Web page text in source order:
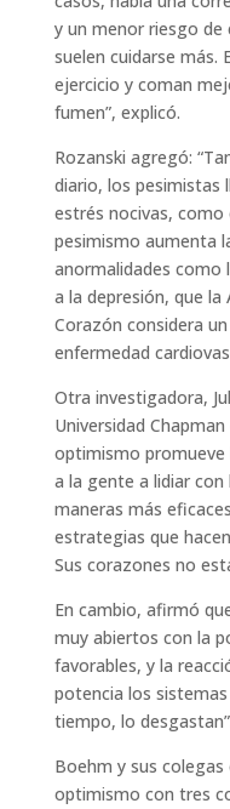
y un menor riesgo
suelen cuidarse más.
ejercicio y coman
fumen”, explicó.
Rozanski agregó:
diario, los pesimistas
estrés nocivas, como
pesimismo aumenta
anormalidades como
a la depresión, que la
Corazón considera
enfermedad
Otra investigadora,
Universidad
optimismo promueve
a la gente a lidiar
maneras más
estrategias que
Sus corazones no
En cambio, afirmó
muy abiertos con la
favorables, y la
potencia los
tiempo, lo
Boehm y sus
optimismo con tres